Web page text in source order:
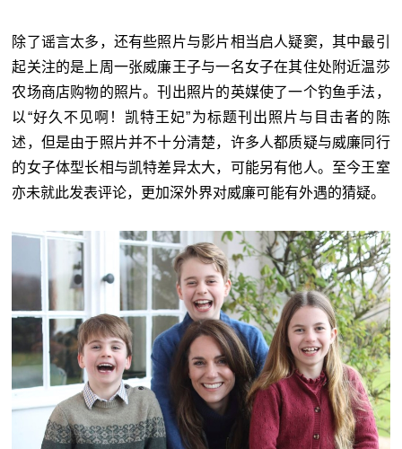
除了谣言太多，还有些照片与影片相当启人疑窦，其中最引
起关注的是上周一张威廉王子与一名女子在其住处附近温莎
农场商店购物的照片。刊出照片的英媒使了一个钓鱼手法，
以“好久不见啊！凯特王妃”为标题刊出照片与目击者的陈
述，但是由于照片并不十分清楚，许多人都质疑与威廉同行
的女子体型长相与凯特差异太大，可能另有他人。至今王室
亦未就此发表评论，更加深外界对威廉可能有外遇的猜疑。